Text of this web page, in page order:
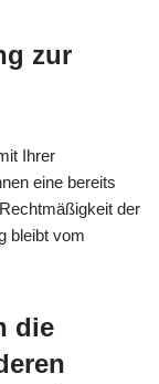
zur
Ihrer
eine bereits
der
bleibt vom
die